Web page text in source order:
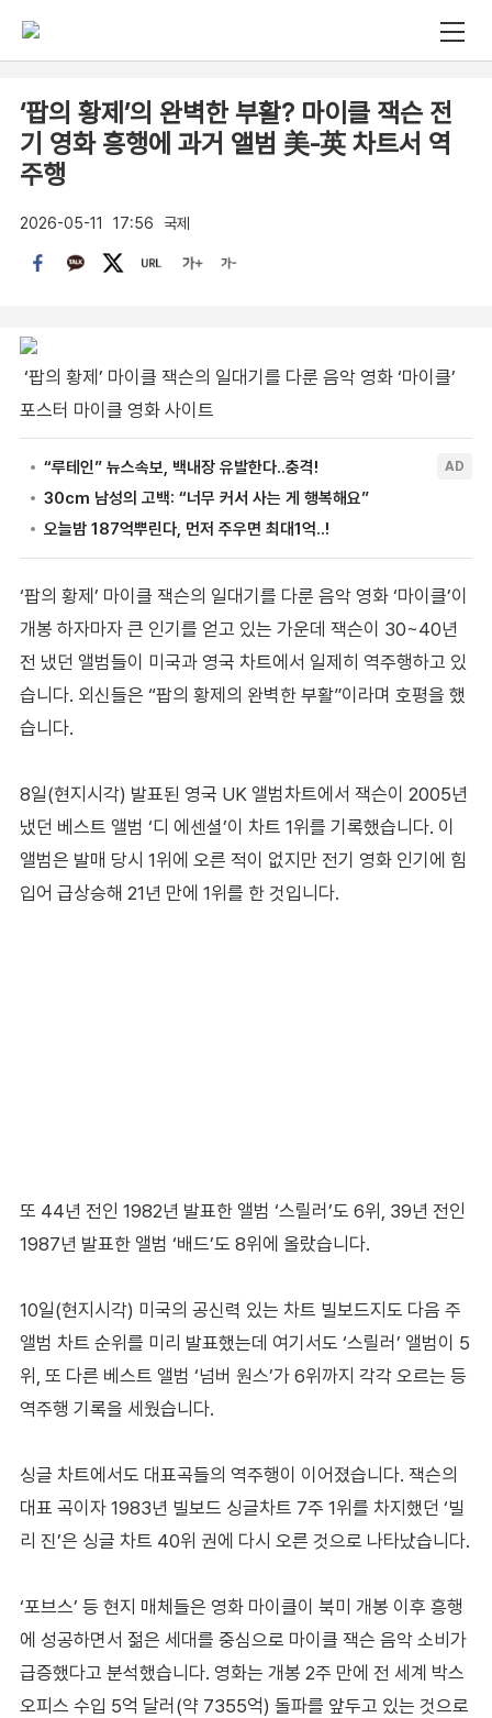
‘팝의 황제’의 완벽한 부활? 마이클 잭슨 전
기 영화 흥행에 과거 앨범 美-英 차트서 역
주행
2026-05-11 17:56 국제
‘팝의 황제’ 마이클 잭슨의 일대기를 다룬 음악 영화 ‘마이클’
포스터 마이클 영화 사이트
‘팝의 황제’ 마이클 잭슨의 일대기를 다룬 음악 영화 ‘마이클’이
개봉 하자마자 큰 인기를 얻고 있는 가운데 잭슨이 30~40년
전 냈던 앨범들이 미국과 영국 차트에서 일제히 역주행하고 있
습니다. 외신들은 “팝의 황제의 완벽한 부활”이라며 호평을 했
습니다.
8일(현지시각) 발표된 영국 UK 앨범차트에서 잭슨이 2005년
냈던 베스트 앨범 ‘디 에센셜’이 차트 1위를 기록했습니다. 이
앨범은 발매 당시 1위에 오른 적이 없지만 전기 영화 인기에 힘
입어 급상승해 21년 만에 1위를 한 것입니다.
또 44년 전인 1982년 발표한 앨범 ‘스릴러’도 6위, 39년 전인
1987년 발표한 앨범 ‘배드’도 8위에 올랐습니다.
10일(현지시각) 미국의 공신력 있는 차트 빌보드지도 다음 주
앨범 차트 순위를 미리 발표했는데 여기서도 ‘스릴러’ 앨범이 5
위, 또 다른 베스트 앨범 ‘넘버 원스’가 6위까지 각각 오르는 등
역주행 기록을 세웠습니다.
싱글 차트에서도 대표곡들의 역주행이 이어졌습니다. 잭슨의
대표 곡이자 1983년 빌보드 싱글차트 7주 1위를 차지했던 ‘빌
리 진’은 싱글 차트 40위 권에 다시 오른 것으로 나타났습니다.
‘포브스’ 등 현지 매체들은 영화 마이클이 북미 개봉 이후 흥행
에 성공하면서 젊은 세대를 중심으로 마이클 잭슨 음악 소비가
급증했다고 분석했습니다. 영화는 개봉 2주 만에 전 세계 박스
오피스 수입 5억 달러(약 7355억) 돌파를 앞두고 있는 것으로